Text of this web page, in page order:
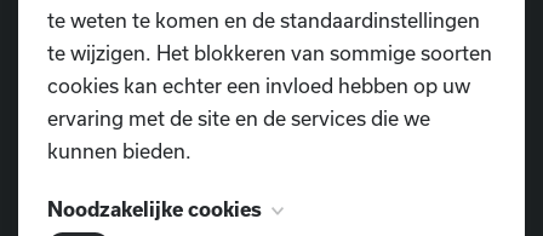
Meer les voor minder geld
Met 60 minuten les per week en een verlaagd tarief
krijg je bij ons waar voor je geld zonder in te boeten op
kwaliteit.
Ons team bestaat uit dansdocenten met een passie
te weten te komen en de standaardinstellingen
te wijzigen. Het blokkeren van sommige soorten
cookies kan echter een invloed hebben op uw
ervaring met de site en de services die we
kunnen bieden.
Noodzakelijke cookies